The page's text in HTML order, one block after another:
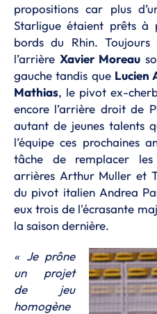
propositions car plus
Starligue étaient prêts à
bords du Rhin.
l’arrière Xavier Moreau
gauche tandis que Lucien
Mathias, le pivot ex-
encore l’arrière droit de
autant de jeunes talents
l’équipe ces prochaines
tâche de remplacer
arrières Arthur Muller et
du pivot italien Andrea
eux trois de l'écrasante
la saison dernière.
« Je prône
un projet
de jeu
homogène